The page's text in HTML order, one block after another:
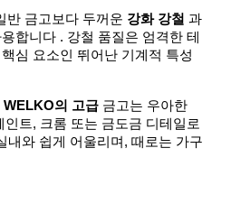
반 금고보다 두꺼운 강화 강철 과
합니다 . 강철 품질은 엄격한 테
심 요소인 뛰어난 기계적 특성
WELKO의 고급 금고는 우아한
트, 크롬 또는 금도금 디테일로
내와 쉽게 어울리며, 때로는 가구